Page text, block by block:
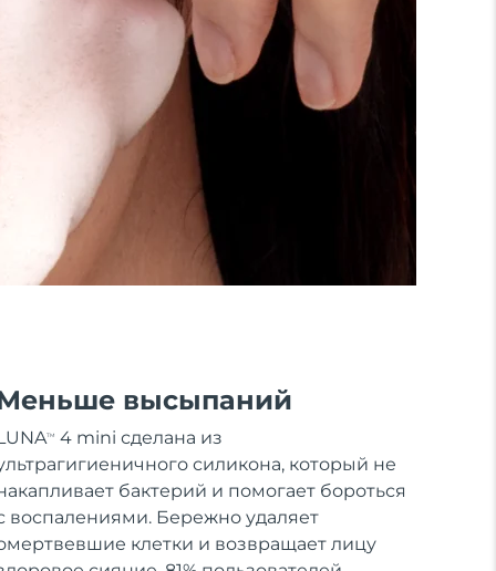
высыпаний
TM
4 mini сделана из
силикона, который не
бактерий и помогает бороться
воспалениями. Бережно удаляет
клетки и возвращает лицу